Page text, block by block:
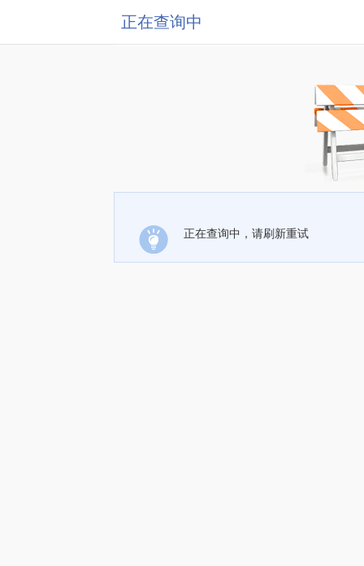
正在查询中
正在查询中，请刷新重试